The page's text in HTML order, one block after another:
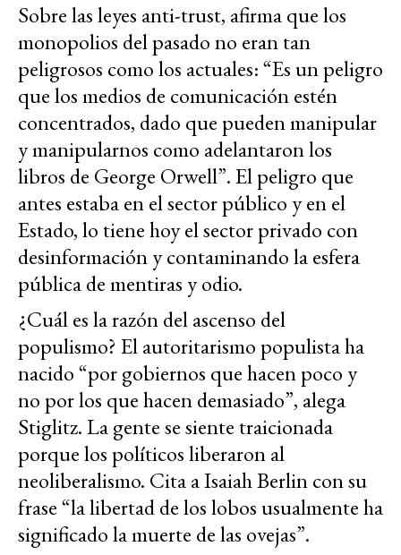
Sobre las leyes anti-trust, afirma que los
monopolios del pasado no eran tan
peligrosos como los actuales: “Es un peligro
que los medios de comunicación estén
concentrados, dado que pueden manipular
y manipularnos como adelantaron los
libros de George Orwell”. El peligro que
antes estaba en el sector público y en el
Estado, lo tiene hoy el sector privado con
desinformación y contaminando la esfera
pública de mentiras y odio.
¿Cuál es la razón del ascenso del
populismo? El autoritarismo populista ha
nacido “por gobiernos que hacen poco y
no por los que hacen demasiado”, alega
Stiglitz. La gente se siente traicionada
porque los políticos liberaron al
neoliberalismo. Cita a Isaiah Berlin con su
frase “la libertad de los lobos usualmente ha
significado la muerte de las ovejas”.